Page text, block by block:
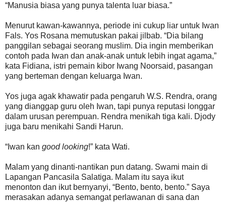
“Manusia biasa yang punya talenta luar biasa.”
Menurut kawan-kawannya, periode ini cukup liar untuk Iwan
Fals. Yos Rosana memutuskan pakai jilbab. “Dia bilang
panggilan sebagai seorang muslim. Dia ingin memberikan
contoh pada Iwan dan anak-anak untuk lebih ingat agama,”
kata Fidiana, istri pemain kibor Iwang Noorsaid, pasangan
yang berteman dengan keluarga Iwan.
Yos juga agak khawatir pada pengaruh W.S. Rendra, orang
yang dianggap guru oleh Iwan, tapi punya reputasi longgar
dalam urusan perempuan. Rendra menikah tiga kali. Djody
juga baru menikahi Sandi Harun.
“Iwan kan good looking!” kata Wati.
Malam yang dinanti-nantikan pun datang. Swami main di
Lapangan Pancasila Salatiga. Malam itu saya ikut
menonton dan ikut bernyanyi, “Bento, bento, bento.” Saya
merasakan adanya semangat perlawanan di sana dan